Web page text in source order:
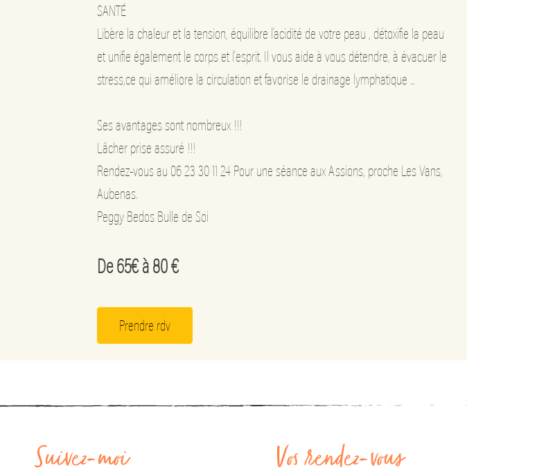
SANTÉ
Libère la chaleur et la tension, équilibre l'acidité de votre peau , détoxifie la peau
et unifie également le corps et l'esprit. Il vous aide à vous détendre, à évacuer le
stress,ce qui améliore la circulation et favorise le drainage lymphatique ...
Ses avantages sont nombreux !!!
Lâcher prise assuré !!!
Rendez-vous au 06 23 30 11 24 Pour une séance aux Assions, proche Les Vans,
Aubenas.
Peggy Bedos Bulle de Soi
De 65€ à 80 €
Prendre rdv
Suivez-moi Vos rendez-vous